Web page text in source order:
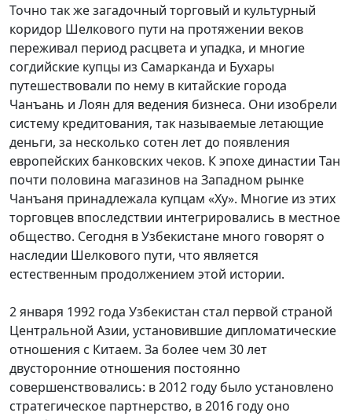
Точно так же загадочный торговый и культурный
коридор Шелкового пути на протяжении веков
переживал период расцвета и упадка, и многие
согдийские купцы из Самарканда и Бухары
путешествовали по нему в китайские города
Чанъань и Лоян для ведения бизнеса. Они изобрели
систему кредитования, так называемые летающие
деньги, за несколько сотен лет до появления
европейских банковских чеков. К эпохе династии Тан
почти половина магазинов на Западном рынке
Чанъаня принадлежала купцам «Ху». Многие из этих
торговцев впоследствии интегрировались в местное
общество. Сегодня в Узбекистане много говорят о
наследии Шелкового пути, что является
естественным продолжением этой истории.
2 января 1992 года Узбекистан стал первой страной
Центральной Азии, установившие дипломатические
отношения с Китаем. За более чем 30 лет
двусторонние отношения постоянно
совершенствовались: в 2012 году было установлено
стратегическое партнерство, в 2016 году оно